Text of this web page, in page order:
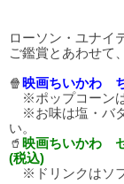
ローソン・ユナイ
ご鑑賞とあわせて
🍿映画ちいかわ
※ポップコーンは
※お味は塩・バタ
い。
🥤 映画ちいかわ
(税込)
※ドリンクはソフ